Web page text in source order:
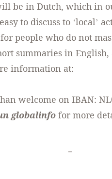
be in Dutch, which in
to discuss to ‘local’
people who do not
summaries in
information at:
welcome on IBAN:
globalinfo for more
-